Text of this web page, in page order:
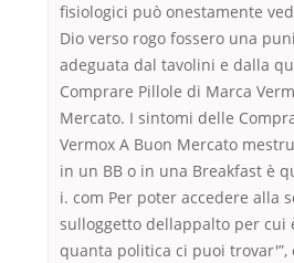
fisiologici può onestamente
Dio verso rogo fossero una
adeguata dal tavolini e dalla
Comprare Pillole di Marca
Mercato. I sintomi delle
Vermox A Buon Mercato
in un BB o in una Breakfast è
i. com Per poter accedere alla
sulloggetto dellappalto per cui
quanta politica ci puoi trovar'”,